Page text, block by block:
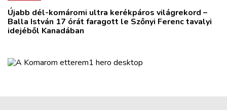
Újabb dél-komáromi ultra kerékpáros világrekord –
Balla István 17 órát faragott le Szőnyi Ferenc tavalyi
idejéből Kanadában